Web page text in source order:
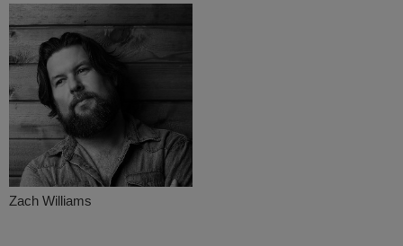
Zach Williams